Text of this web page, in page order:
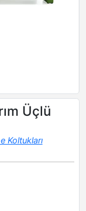
Üçlü
Koltukları